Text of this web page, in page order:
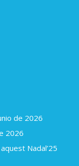
de 2026
2026
Nadal’25